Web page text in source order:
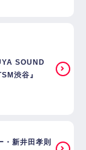
SOUND
渋谷』
・新井田孝則